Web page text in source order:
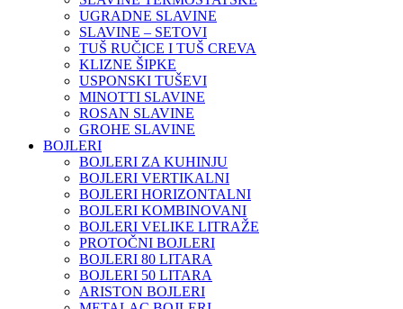
UGRADNE SLAVINE
SLAVINE – SETOVI
TUŠ RUČICE I TUŠ CREVA
KLIZNE ŠIPKE
USPONSKI TUŠEVI
MINOTTI SLAVINE
ROSAN SLAVINE
GROHE SLAVINE
BOJLERI
BOJLERI ZA KUHINJU
BOJLERI VERTIKALNI
BOJLERI HORIZONTALNI
BOJLERI KOMBINOVANI
BOJLERI VELIKE LITRAŽE
PROTOČNI BOJLERI
BOJLERI 80 LITARA
BOJLERI 50 LITARA
ARISTON BOJLERI